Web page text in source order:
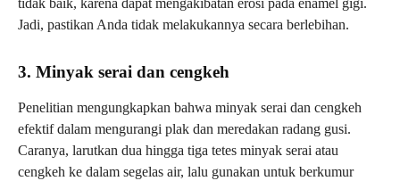
tidak baik, karena dapat mengakibatan erosi pada enamel gigi.
Jadi, pastikan Anda tidak melakukannya secara berlebihan.
3. Minyak serai dan cengkeh
Penelitian mengungkapkan bahwa minyak serai dan cengkeh
efektif dalam mengurangi plak dan meredakan radang gusi.
Caranya, larutkan dua hingga tiga tetes minyak serai atau
cengkeh ke dalam segelas air, lalu gunakan untuk berkumur